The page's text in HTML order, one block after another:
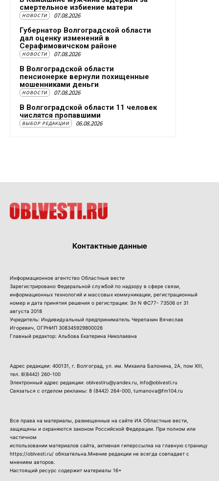
смертельное избиение матери
НОВОСТИ 07.08.2026
Губернатор Волгоградской области
дал оценку изменений в
Серафимовичском районе
НОВОСТИ 07.08.2026
В Волгоградской области
пенсионерке вернули похищенные
мошенниками деньги
НОВОСТИ 07.08.2026
В Волгоградской области 11 человек
числятся пропавшими
ВЫБОР РЕДАКЦИИ 06.08.2026
Контактные данные
Информационное агентство Областные вести
Зарегистрировано Федеральной службой по надзору в сфере связи,
информационных технологий и массовых коммуникации, регистрационный
номер и дата принятия решения о регистрации: Эл N ФС77- 73506 от 31
августа 2018
Учредитель: Индивидуальный предприниматель Черепахин Вячеслав
Игоревич, ОГРНИП 308345929800026
Главный редактор: Альбова Екатерина Николаевна
Адрес редакции: 400131, г. Волгоград, ул. им. Михаила Балонина, 2А, пом XIII,
тел. 8(8442) 260-100
Электронный адрес редакции: oblvestiru@yandex.ru, info@oblvesti.ru
Связаться с отделом рекламы: 8 (8442) 264-000 , tumanova@fm104.ru
Все права на материалы, размещенные на сайте ИА Областные вести,
защищены и охраняются законом Российской Федерации. При полном или
частичном
использовании материалов сайта, активная гиперссылка на главную страницу
https://oblvesti.ru/ обязательна.Мнение редакции не всегда совпадает с
мнением авторов.
Настоящий ресурс содержит материалы 16+